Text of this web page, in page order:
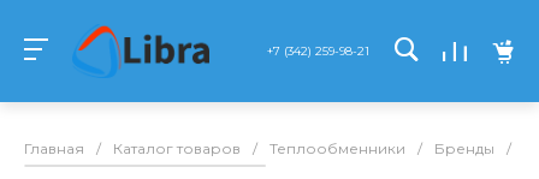
+7 (342) 259-98-21
Главная / Каталог товаров / Теплообменники / Бренды /